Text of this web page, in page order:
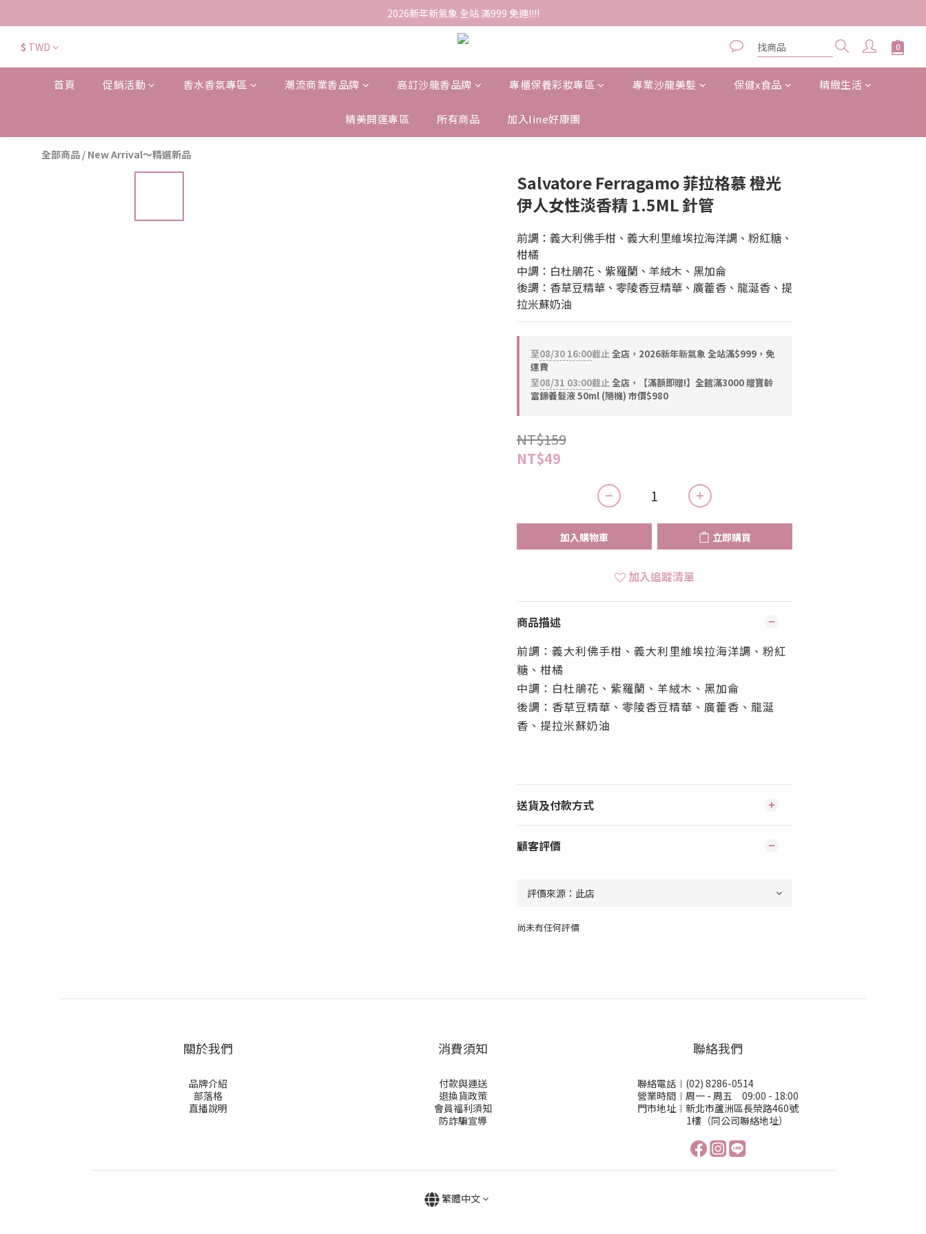
2026新年新氣象 全站 滿999 免運!!!!
$ TWD
首頁 促銷活動 香水香氛專區 潮流商業香品牌 高訂沙龍香品牌 專櫃保養彩妝專區 專業沙龍美髮 保健x食品 精緻生活
精美開運專區 所有商品 加入line好康團
全部商品 / New Arrival～精選新品
Salvatore Ferragamo 菲拉格慕 橙光
伊人女性淡香精 1.5ML 針管
前調：義大利佛手柑、義大利里維埃拉海洋調、粉紅糖、
柑橘
中調：白杜鵑花、紫羅蘭、羊絨木、黑加侖
後調：香草豆精華、零陵香豆精華、廣藿香、龍涎香、提
拉米蘇奶油
至08/30 16:00截止全店，2026新年新氣象 全站滿$999，免
運費
至08/31 03:00截止全店，【滿額即贈!】全館滿3000 贈寶齡
富錦養髮液 50ml (隨機) 市價$980
NT$159
NT$49
加入購物車 立即購買
加入追蹤清單
商品描述
前調：義大利佛手柑、義大利里維埃拉海洋調、粉紅
糖、柑橘
中調：白杜鵑花、紫羅蘭、羊絨木、黑加侖
後調：香草豆精華、零陵香豆精華、廣藿香、龍涎
香、提拉米蘇奶油
送貨及付款方式
顧客評價
尚未有任何評價
關於我們
品牌介紹
部落格
直播說明
消費須知
付款與運送
退換貨政策
會員福利須知
防詐騙宣導
聯絡我們
聯絡電話︱(02) 8286-0514
營業時間︱周一 - 周五 09:00 - 18:00
門市地址︱新北市蘆洲區長榮路460號
1樓（同公司聯絡地址）
繁體中文